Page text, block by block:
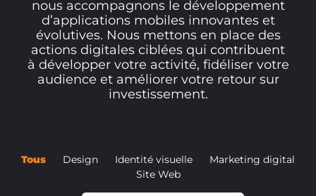
nous accompagnons le développement
d’applications mobiles innovantes et
évolutives. Nous mettons en place des
actions digitales ciblées qui contribuent
à développer votre activité, fidéliser votre
audience et améliorer votre retour sur
investissement.
Tous Design Identité visuelle
Marketing digital
Site Web